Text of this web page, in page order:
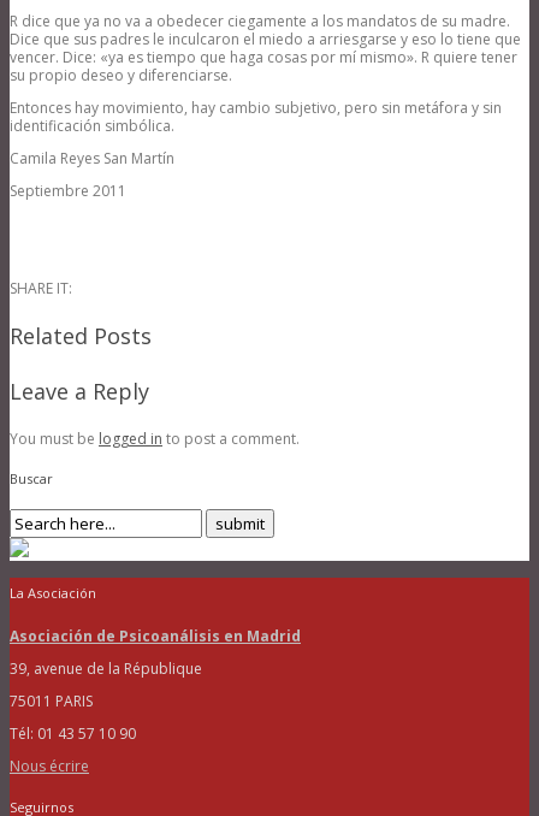
R dice que ya no va a obedecer ciegamente a los mandatos de su madre.
Dice que sus padres le inculcaron el miedo a arriesgarse y eso lo tiene que
vencer. Dice: «ya es tiempo que haga cosas por mí mismo». R quiere tener
su propio deseo y diferenciarse.
Entonces hay movimiento, hay cambio subjetivo, pero sin metáfora y sin
identificación simbólica.
Camila Reyes San Martín
Septiembre 2011
SHARE IT:
Related Posts
Leave a Reply
You must be logged in to post a comment.
Buscar
La Asociación
Asociación de Psicoanálisis en Madrid
39, avenue de la République
75011 PARIS
Tél: 01 43 57 10 90
Nous écrire
Seguirnos